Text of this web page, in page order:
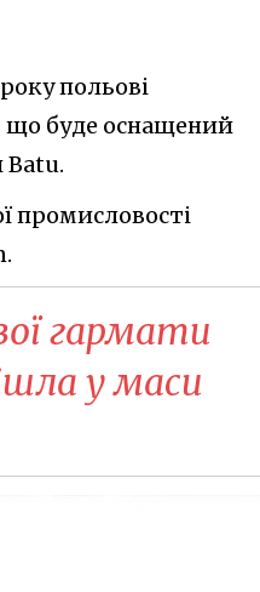
польові
що буде оснащений
Batu.
промисловості
гармати
у маси